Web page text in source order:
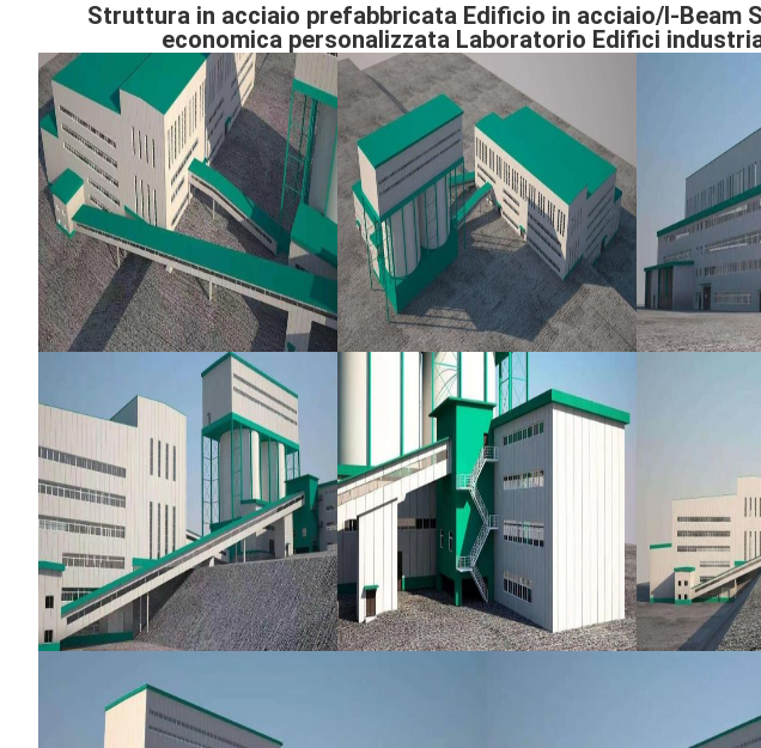
Struttura in acciaio prefabbricata Edificio in acciaio/I-Beam
economica personalizzata Laboratorio Edifici